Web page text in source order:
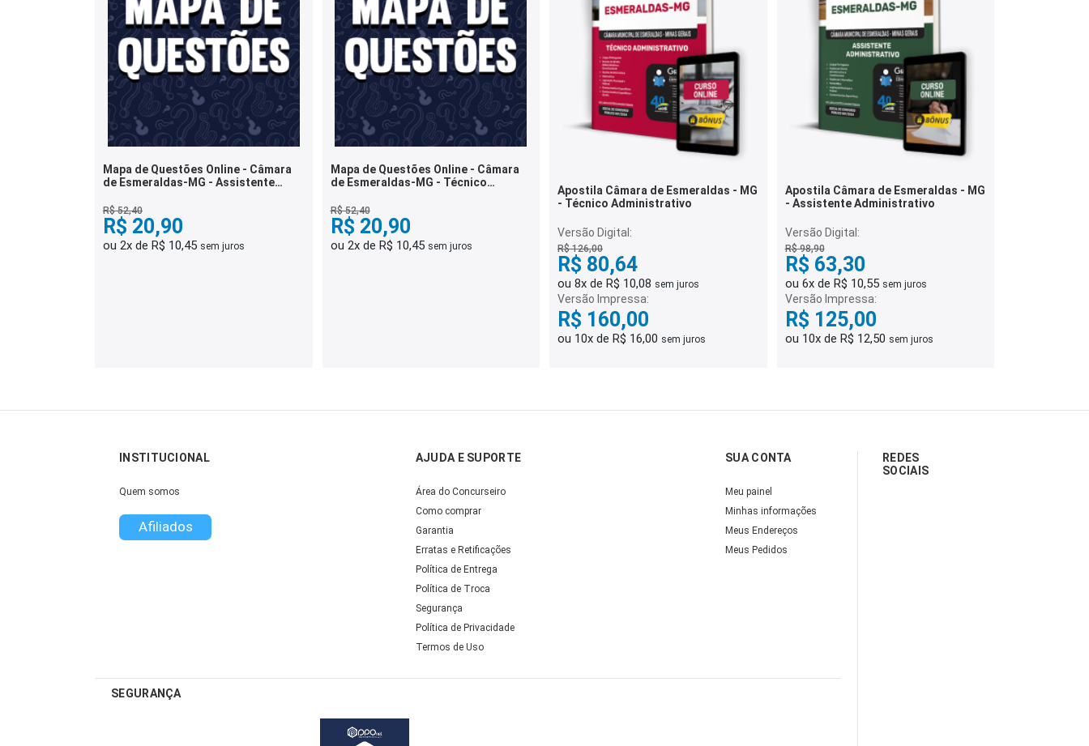
Mapa de Questões Online - Câmara
de Esmeraldas-MG - Assistente
R$ 52,40
R$ 20,90
ou 2x de R$ 10,45 sem juros
Mapa de Questões Online - Câmara
de Esmeraldas-MG - Técnico
R$ 52,40
R$ 20,90
ou 2x de R$ 10,45 sem juros
Apostila Câmara de Esmeraldas - MG
- Técnico Administrativo
Versão Digital:
R$ 126,00
R$ 80,64
ou 8x de R$ 10,08 sem juros
Versão Impressa:
R$ 160,00
ou 10x de R$ 16,00 sem juros
Apostila Câmara de Esmeraldas - MG
- Assistente Administrativo
Versão Digital:
R$ 98,90
R$ 63,30
ou 6x de R$ 10,55 sem juros
Versão Impressa:
R$ 125,00
ou 10x de R$ 12,50 sem juros
INSTITUCIONAL
Quem somos
Afiliados
AJUDA E SUPORTE
Área do Concurseiro
Como comprar
Garantia
Erratas e Retificações
Política de Entrega
Política de Troca
Segurança
Política de Privacidade
Termos de Uso
SUA CONTA
Meu painel
Minhas informações
Meus Endereços
Meus Pedidos
SEGURANÇA
REDES
SOCIAIS